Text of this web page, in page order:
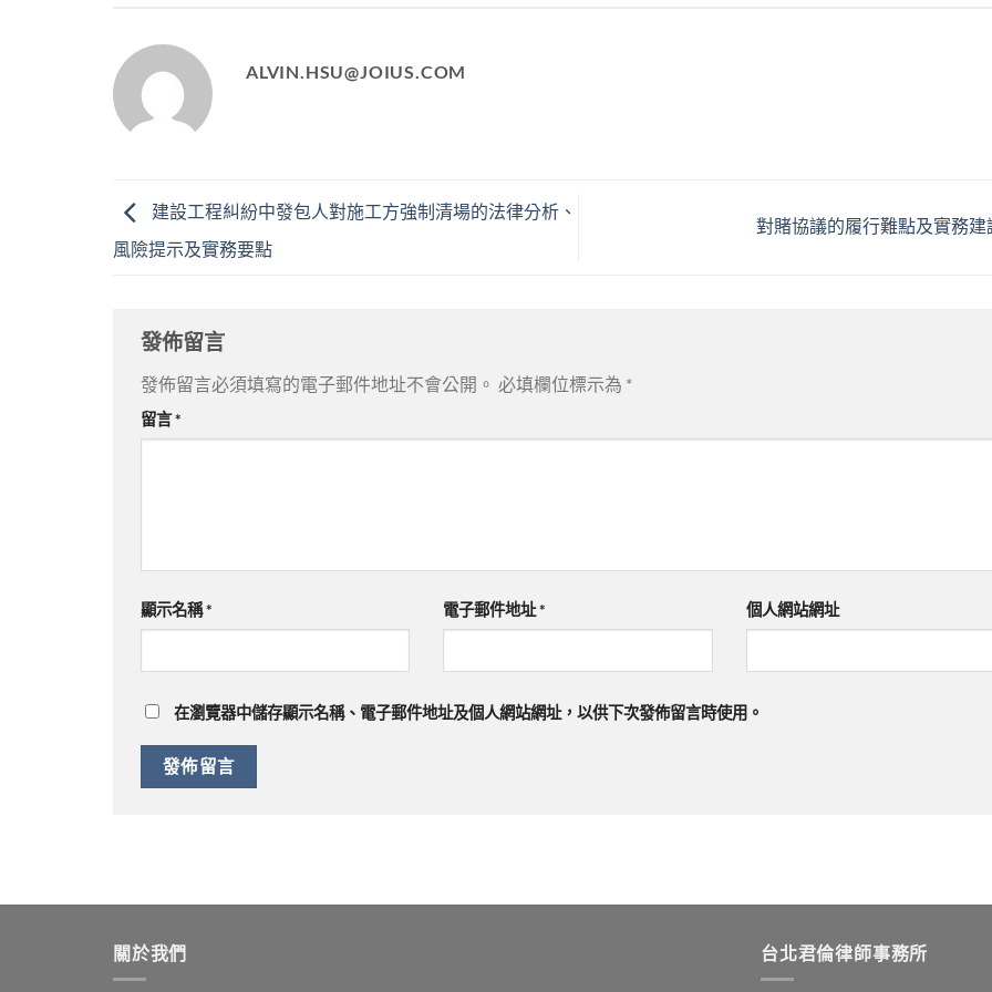
ALVIN.HSU@JOIUS.COM
建設工程糾紛中發包人對施工方強制清場的法律分析、
風險提示及實務要點
對賭協議的履行難點及實務
發佈留言
發佈留言必須填寫的電子郵件地址不會公開。 必填欄位標示為 *
留言*
顯示名稱* 電子郵件地址* 個人網站網址
在瀏覽器中儲存顯示名稱、電子郵件地址及個人網站網址，以供下次發佈留言時使用。
關於我們 台北君倫律師事務所